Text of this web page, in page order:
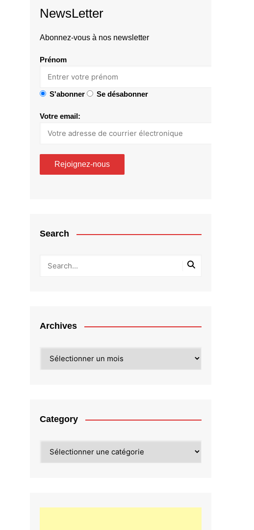
NewsLetter
Abonnez-vous à nos newsletter
Prénom
S'abonner Se désabonner
Votre email:
Search
Archives
Category